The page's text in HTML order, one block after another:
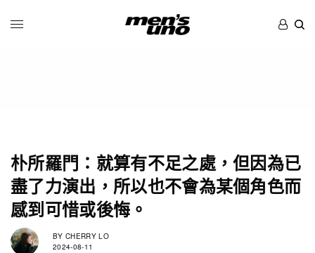
朴所羅門：就算有不足之處，但因為已
盡了力演出，所以也不會為某個角色而
感到可惜或後悔。
BY CHERRY LO
2024-08-11